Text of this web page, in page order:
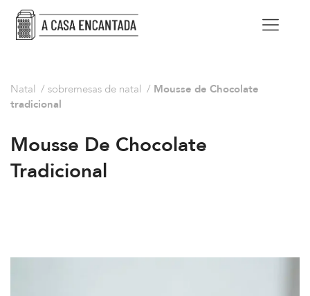
Natal / sobremesas de natal / Mousse de Chocolate
tradicional
Mousse De Chocolate
Tradicional